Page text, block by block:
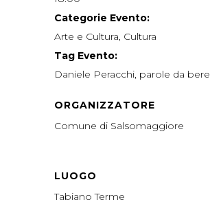
Categorie Evento:
Arte e Cultura, Cultura
Tag Evento:
Daniele Peracchi, parole da bere
ORGANIZZATORE
Comune di Salsomaggiore
LUOGO
Tabiano Terme